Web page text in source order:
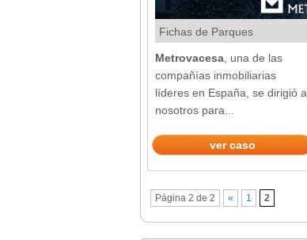
Fichas de Parques
Metrovacesa , una de las
compañías inmobiliarias
líderes en España, se dirigió a
nosotros para...
ver caso
Página 2 de 2 « 1 2